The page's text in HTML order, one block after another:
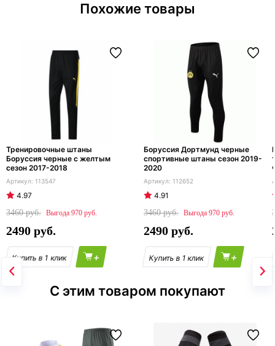
Похожие товары
Тренировочные штаны
Боруссия черные с желтым
сезон 2017-2018
113547
4.97
3460
970
2490
+
Боруссия Дортмунд черные
спортивные штаны сезон 2019-
2020
112652
4.91
3460
970
2490
+
С этим товаром покупают